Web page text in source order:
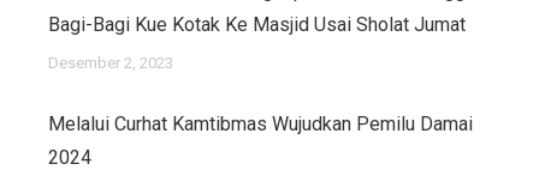
Bagi-Bagi Kue Kotak Ke Masjid Usai Sholat Jumat
Desember 2, 2023
Melalui Curhat Kamtibmas Wujudkan Pemilu Damai
2024